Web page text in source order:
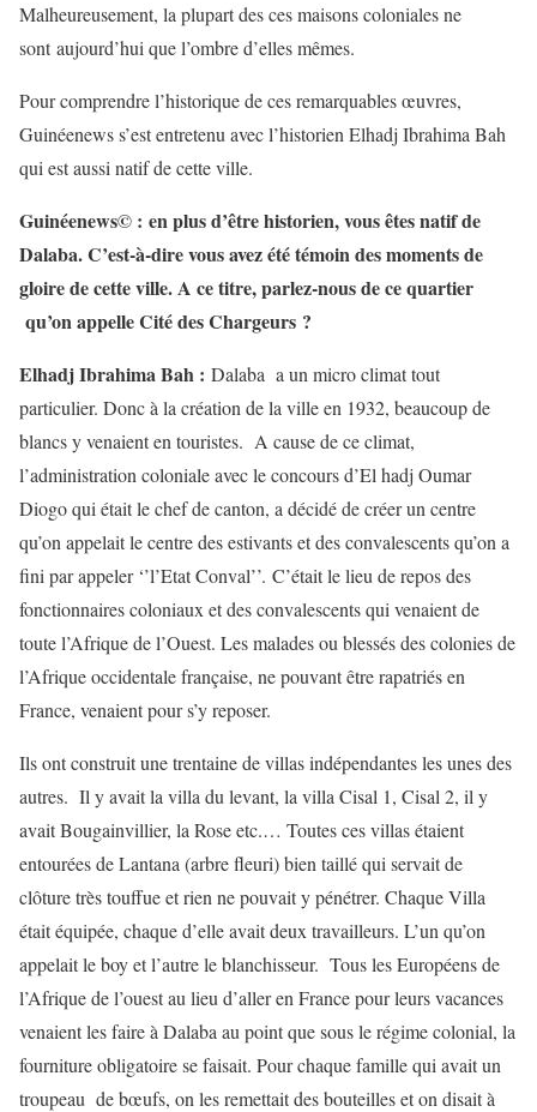
Malheureusement, la plupart des ces maisons coloniales ne
sont aujourd’hui que l’ombre d’elles mêmes.
Pour comprendre l’historique de ces remarquables œuvres,
Guinéenews s’est entretenu avec l’historien Elhadj Ibrahima Bah
qui est aussi natif de cette ville.
Guinéenews© : en plus d’être historien, vous êtes natif de
Dalaba. C’est-à-dire vous avez été témoin des moments de
gloire de cette ville. A ce titre, parlez-nous de ce quartier
qu’on appelle Cité des Chargeurs ?
Elhadj Ibrahima Bah : Dalaba a un micro climat tout
particulier. Donc à la création de la ville en 1932, beaucoup de
blancs y venaient en touristes. A cause de ce climat,
l’administration coloniale avec le concours d’El hadj Oumar
Diogo qui était le chef de canton, a décidé de créer un centre
qu’on appelait le centre des estivants et des convalescents qu’on a
fini par appeler ‘’l’Etat Conval’’. C’était le lieu de repos des
fonctionnaires coloniaux et des convalescents qui venaient de
toute l’Afrique de l’Ouest. Les malades ou blessés des colonies de
l’Afrique occidentale française, ne pouvant être rapatriés en
France, venaient pour s’y reposer.
Ils ont construit une trentaine de villas indépendantes les unes des
autres. Il y avait la villa du levant, la villa Cisal 1, Cisal 2, il y
avait Bougainvillier, la Rose etc.… Toutes ces villas étaient
entourées de Lantana (arbre fleuri) bien taillé qui servait de
clôture très touffue et rien ne pouvait y pénétrer. Chaque Villa
était équipée, chaque d’elle avait deux travailleurs. L’un qu’on
appelait le boy et l’autre le blanchisseur. Tous les Européens de
l’Afrique de l’ouest au lieu d’aller en France pour leurs vacances
venaient les faire à Dalaba au point que sous le régime colonial, la
fourniture obligatoire se faisait. Pour chaque famille qui avait un
troupeau de bœufs, on les remettait des bouteilles et on disait à